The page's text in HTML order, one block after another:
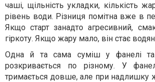
чаші, щільність укладки, кількість
рівень води. Різниця помітна вже в
Якщо старт занадто агресивний,
гіркоту. Якщо жару мало, він стає
Одна й та сама суміш у фанелі та
розкривається по різному. У
тримається довше, але при надлишку